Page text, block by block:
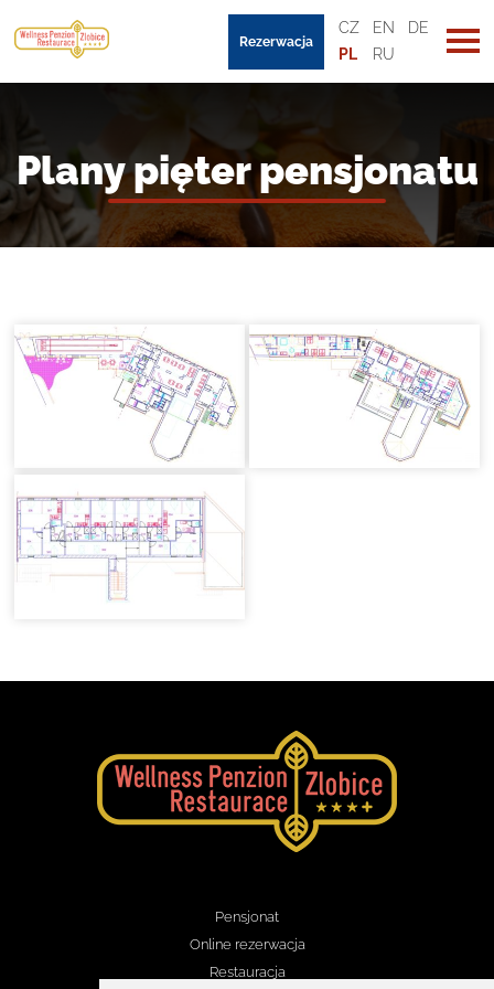
Rezerwacja
CZ EN
DE
PL
RU
Plany pięter pensjonatu
Pensjonat
Online rezerwacja
Restauracja